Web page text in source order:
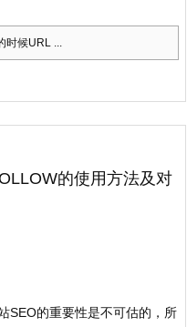
候URL ...
的使用方法及对
SEO的重要性是不可估的，所